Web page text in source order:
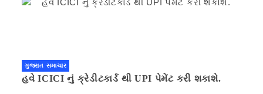
ગુજરાત સમાચાર
હવે ICICI નું ક્રેડીટકાર્ડ થી UPI પેમેંટ કરી શકાશે.